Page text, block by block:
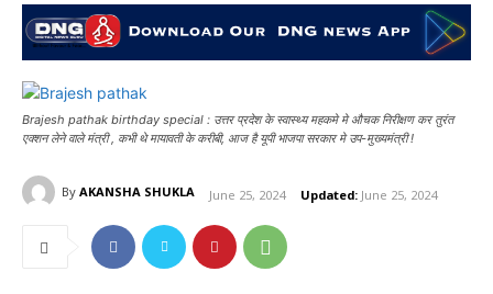
Brajesh pathak birthday special : उत्तर प्रदेश के स्वास्थ्य महकमे मे औचक निरीक्षण कर तुरंत
एक्शन लेने वाले मंत्री , कभी थे मायावती के करीबी, आज है यूपी भाजपा सरकार मे उप-मुख्यमंत्री !
By AKANSHA SHUKLA June 25, 2024 Updated: June 25, 2024